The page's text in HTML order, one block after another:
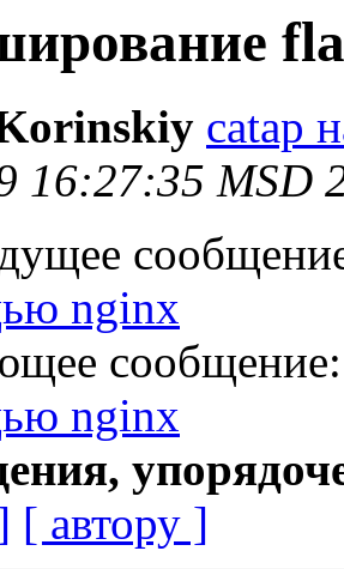
catap
16:27:35 MSD
nginx
nginx
[ автору ]